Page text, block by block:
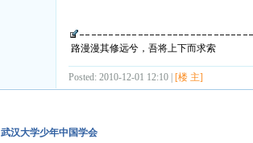
路漫漫其修远兮，吾将上下而求索
Posted: 2010-12-01 12:10 | [楼 主]
武汉大学少年中国学会